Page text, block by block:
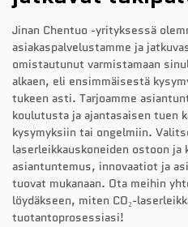
Jinan Chentuo -yrityksessä
asiakaspalvelustamme ja
omistautunut varmistamaan
alkaen, eli ensimmäisestä
tukeen asti. Tarjoamme
koulutusta ja ajantasaisen tuen
kysymyksiin tai ongelmiin.
laserleikkauskoneiden ostoon ja
asiantuntemus, innovaatiot ja
tuovat mukanaan. Ota meihin
löydäkseen, miten CO₂-
tuotantoprosessiasi!